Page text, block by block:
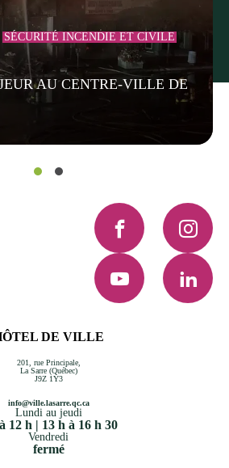
SÉCURITÉ INCENDIE ET CIVILE
AU CENTRE-VILLE DE
DE VILLE
201, rue Principale,
La Sarre (Québec)
J9Z 1Y3
info@ville.lasarre.qc.ca
Lundi au jeudi
12 h | 13 h à 16 h 30
Vendredi
fermé
Facebook
YouTube